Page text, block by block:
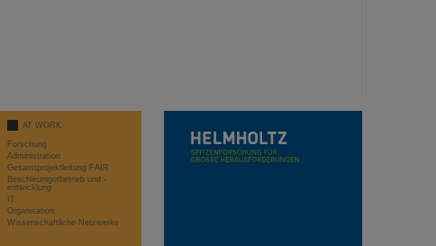
AT WORK
Forschung
Administration
Gesamtprojektleitung FAIR
Beschleunigerbetrieb und -
entwicklung
IT
Organisation
Wissenschaftliche Netzwerke